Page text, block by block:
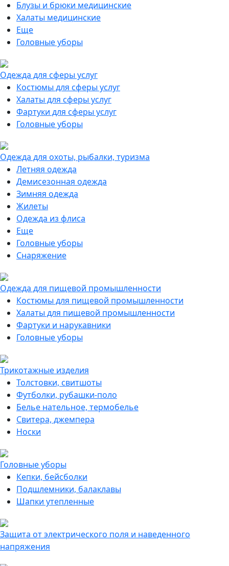
Блузы и брюки медицинские
Халаты медицинские
Еще
Головные уборы
Одежда для сферы услуг
Костюмы для сферы услуг
Халаты для сферы услуг
Фартуки для сферы услуг
Головные уборы
Одежда для охоты, рыбалки, туризма
Летняя одежда
Демисезонная одежда
Зимняя одежда
Жилеты
Одежда из флиса
Еще
Головные уборы
Снаряжение
Одежда для пищевой промышленности
Костюмы для пищевой промышленности
Халаты для пищевой промышленности
Фартуки и нарукавники
Головные уборы
Трикотажные изделия
Толстовки, свитшоты
Футболки, рубашки-поло
Белье нательное, термобелье
Свитера, джемпера
Носки
Головные уборы
Кепки, бейсболки
Подшлемники, балаклавы
Шапки утепленные
Защита от электрического поля и наведенного
напряжения